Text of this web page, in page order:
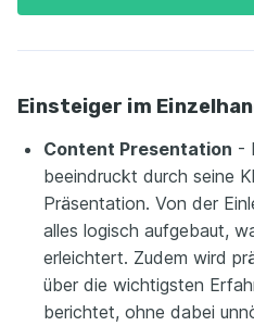
Einsteiger im
Content Presentation -
beeindruckt durch seine
Präsentation. Von der
alles logisch aufgebaut,
erleichtert. Zudem wird
über die wichtigsten
berichtet, ohne dabei